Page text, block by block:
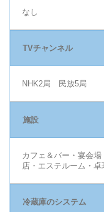
なし
TVチャンネル
NHK2局 民放5局
施設
カフェ＆バー・宴会
店・エステルーム・卓
冷蔵庫のシステム